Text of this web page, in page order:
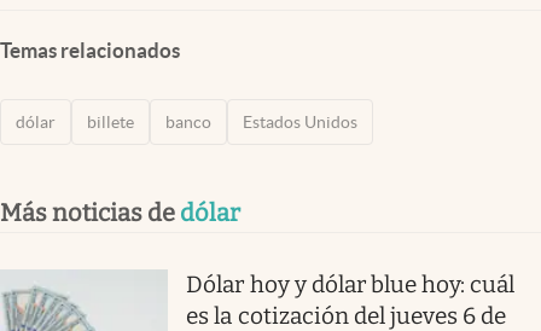
Temas relacionados
dólar billete banco Estados Unidos
Más noticias de dólar
Dólar hoy y dólar blue hoy: cuál
es la cotización del jueves 6 de